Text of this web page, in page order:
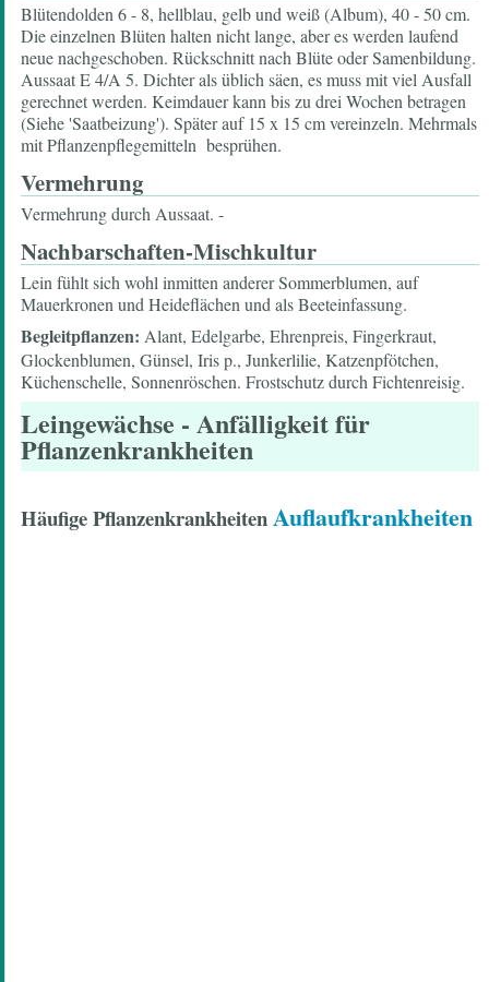
Blütendolden 6 - 8, hellblau, gelb und weiß (Album), 40 - 50 cm.
Die einzelnen Blüten halten nicht lange, aber es werden laufend
neue nachgeschoben. Rückschnitt nach Blüte oder Samenbildung.
Aussaat E 4/A 5. Dichter als üblich säen, es muss mit viel Ausfall
gerechnet werden. Keimdauer kann bis zu drei Wochen betragen
(Siehe 'Saatbeizung'). Später auf 15 x 15 cm vereinzeln. Mehrmals
mit Pflanzenpflegemitteln besprühen.
Vermehrung
Vermehrung durch Aussaat. -
Nachbarschaften-Mischkultur
Lein fühlt sich wohl inmitten anderer Sommerblumen, auf
Mauerkronen und Heideflächen und als Beeteinfassung.
Begleitpflanzen: Alant, Edelgarbe, Ehrenpreis, Fingerkraut,
Glockenblumen, Günsel, Iris p., Junkerlilie, Katzenpfötchen,
Küchenschelle, Sonnenröschen. Frostschutz durch Fichtenreisig.
Leingewächse - Anfälligkeit für
Pflanzenkrankheiten
Häufige PflanzenkrankheitenAuflaufkrankheiten